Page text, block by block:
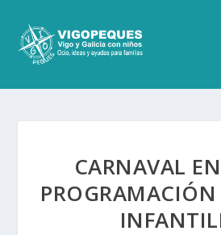
CARNAVAL
PROGRAMACIÓN